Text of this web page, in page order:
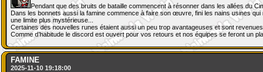
Pendant que des bruits de bataille commencent à résonner dans les allées du
Dans les bonnets aussi la famine commence à faire son œuvre, fini les nains usines
une limite plus mystérieuse...
Certaines des nouvelles runes étaient aussi un peu trop avantageuses et sont
Comme d’habitude le discord est ouvert pour vos retours et nos équipes se feront un
FAMINE
2025-11-10 19:18:00